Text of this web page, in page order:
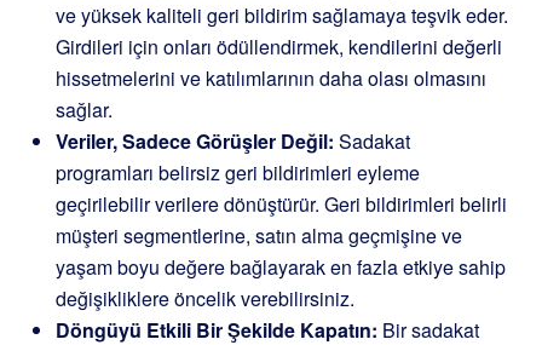
ve yüksek kaliteli geri bildirim sağlamaya teşvik eder.
Girdileri için onları ödüllendirmek, kendilerini değerli
hissetmelerini ve katılımlarının daha olası olmasını
sağlar.
Veriler, Sadece Görüşler Değil: Sadakat
programları belirsiz geri bildirimleri eyleme
geçirilebilir verilere dönüştürür. Geri bildirimleri belirli
müşteri segmentlerine, satın alma geçmişine ve
yaşam boyu değere bağlayarak en fazla etkiye sahip
değişikliklere öncelik verebilirsiniz.
Döngüyü Etkili Bir Şekilde Kapatın: Bir sadakat